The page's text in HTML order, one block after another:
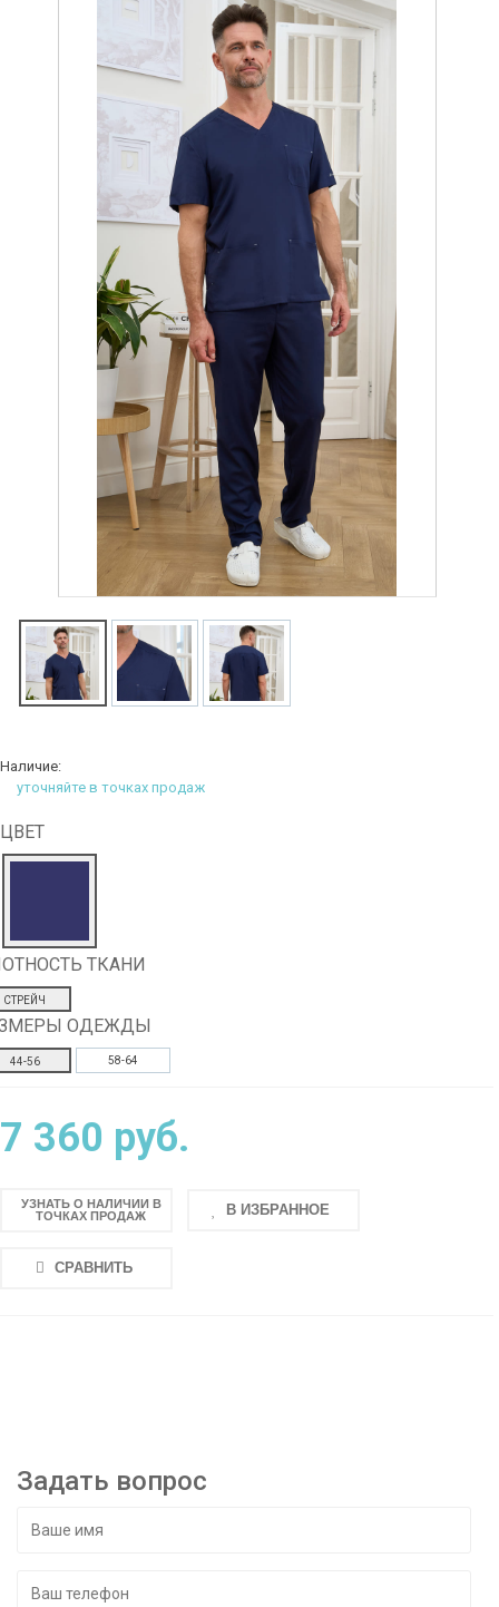
Наличие:
уточняйте в точках продаж
ЦВЕТ
ТКАНИ
СТРЕЙЧ
ОДЕЖДЫ
44-56 58-64
7 360 руб.
УЗНАТЬ О НАЛИЧИИ В
ТОЧКАХ ПРОДАЖ
В ИЗБРАННОЕ
СРАВНИТЬ
Задать вопрос